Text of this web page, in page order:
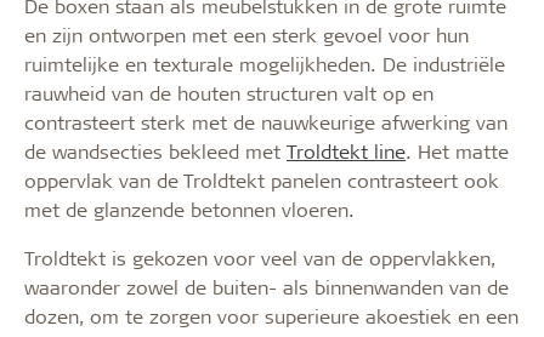
De boxen staan als meubelstukken in de grote ruimte
en zijn ontworpen met een sterk gevoel voor hun
ruimtelijke en texturale mogelijkheden. De industriële
rauwheid van de houten structuren valt op en
contrasteert sterk met de nauwkeurige afwerking van
de wandsecties bekleed met Troldtekt line. Het matte
oppervlak van de Troldtekt panelen contrasteert ook
met de glanzende betonnen vloeren.
Troldtekt is gekozen voor veel van de oppervlakken,
waaronder zowel de buiten- als binnenwanden van de
dozen, om te zorgen voor superieure akoestiek en een